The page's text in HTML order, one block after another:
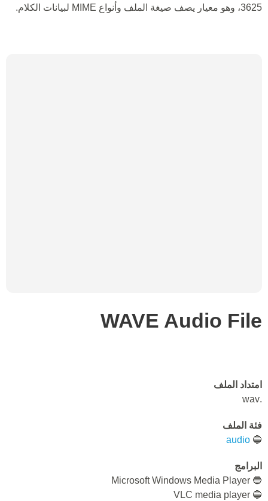
3625، وهو معيار يصف صيغة الملف وأنواع MIME لبيانات الكلام.
WAVE Audio File
امتداد الملف
.wav
فئة الملف
🔵
audio
البرامج
🔵 Microsoft Windows Media Player
🔵 VLC media player